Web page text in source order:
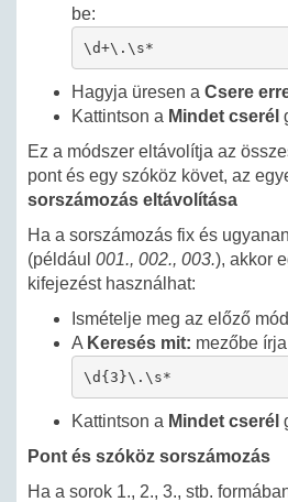
be:
\d+\.\s*
Hagyja üresen a Csere
Kattintson a Mindet cserél
Ez a módszer eltávolítja az
pont és egy szóköz követ, az
sorszámozás eltávolítása
Ha a sorszámozás fix és
(például 001., 002., 003.), akkor
kifejezést használhat:
Ismételje meg az előző
A Keresés mit: mezőbe
\d{3}\.\s*
Kattintson a Mindet cserél
Pont és szóköz sorszámozás
Ha a sorok 1., 2., 3., stb.